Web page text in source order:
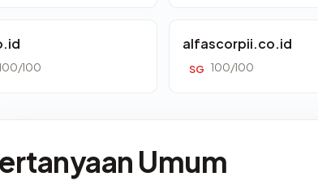
100
alfascorpii.co.id
SG 100/100
Umum